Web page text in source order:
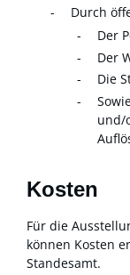
Durch
Der
Der
Die
und/
Kosten
Für die
können Kosten
Standesamt.